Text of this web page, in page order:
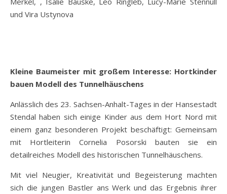
und Vira Ustynova
Kleine Baumeister mit großem Interesse: Hortkinder
bauen Modell des Tunnelhäuschens
Anlässlich des 23. Sachsen-Anhalt-Tages in der Hansestadt
Stendal haben sich einige Kinder aus dem Hort Nord mit
einem ganz besonderen Projekt beschäftigt: Gemeinsam
mit Hortleiterin Cornelia Posorski bauten sie ein
detailreiches Modell des historischen Tunnelhäuschens.
Mit viel Neugier, Kreativität und Begeisterung machten
sich die jungen Bastler ans Werk und das Ergebnis ihrer